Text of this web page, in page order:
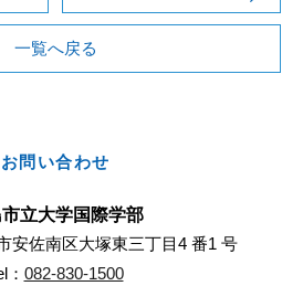
一覧へ戻る
お問い合わせ
立大学国際学部
安佐南区大塚東三丁目4 番1 号
： 082-830-1500